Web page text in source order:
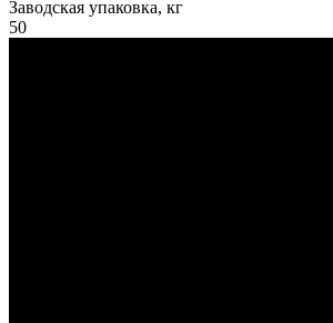
Заводская упаковка, кг
50